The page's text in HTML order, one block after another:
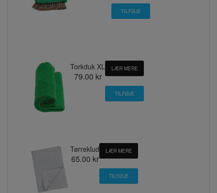
Torkduk XL
79.00 kr
LÆR MERE
Tørreklud
65.00 kr
LÆR MERE